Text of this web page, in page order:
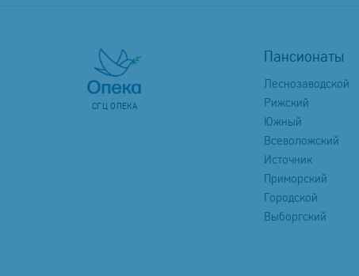
СГЦ ОПЕКА
Пансионаты
Леснозаводской
Рижский
Южный
Всеволожский
Источник
Приморский
Городской
Выборгский